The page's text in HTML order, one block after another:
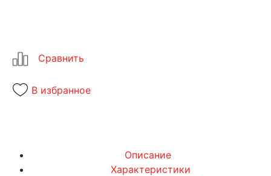
В избранное
Описание
Характеристики